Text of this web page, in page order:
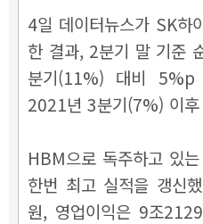
4일 데이터뉴스가 SK하
한 결과, 2분기 말 기준
분기(11%) 대비 5%p
2021년 3분기(7%) 이후
HBM으로 독주하고 있
한번 최고 실적을 갱신
원, 영업이익은 9조